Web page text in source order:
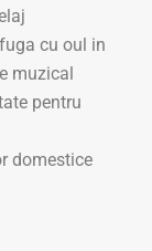
cu oul in
muzical
pentru
domestice